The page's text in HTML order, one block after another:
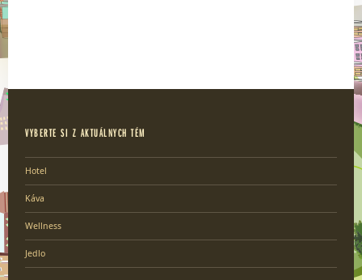
VYBERTE SI Z AKTUÁLNYCH TÉM
Hotel
Káva
Wellness
Jedlo